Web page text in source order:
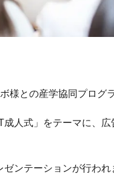
様との産学協同プログラ
人式」をテーマに、広
ンテーションが行われ